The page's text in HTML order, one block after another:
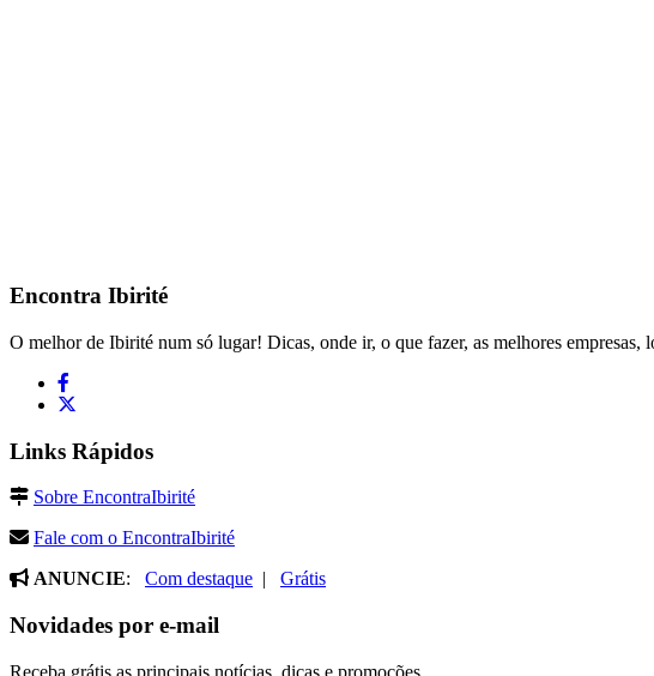
Encontra Ibirité
O melhor de Ibirité num só lugar! Dicas, onde ir, o que fazer, as melhores
Links Rápidos
Sobre EncontraIbirité
Fale com o EncontraIbirité
ANUNCIE: Com destaque | Grátis
Novidades por e-mail
Receba grátis as principais notícias, dicas e promoções